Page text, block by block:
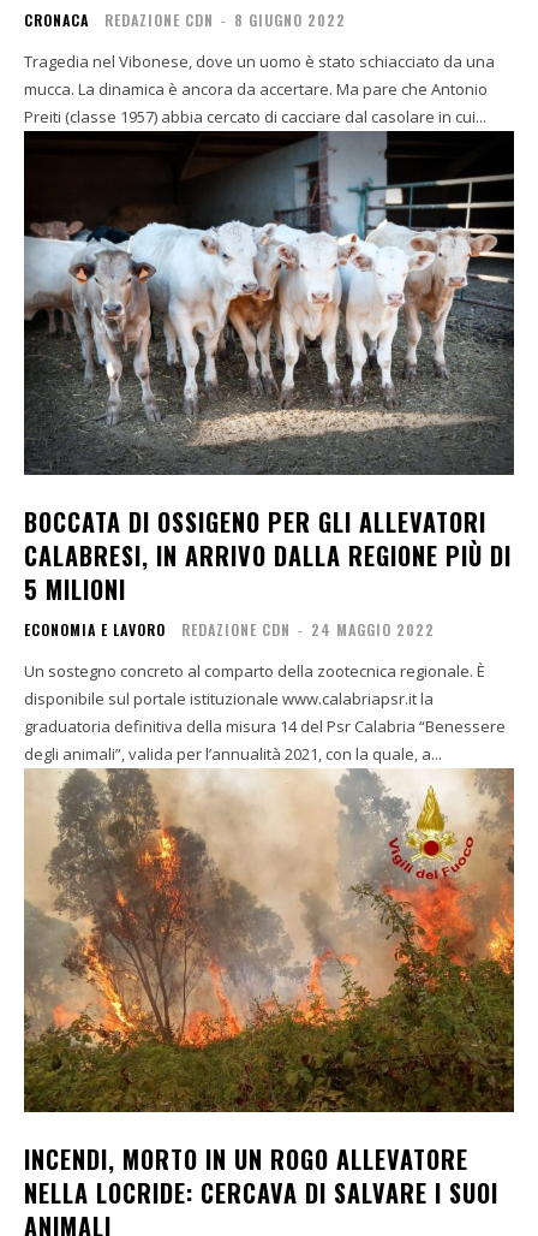
CRONACA REDAZIONE CDN - 8 GIUGNO 2022
Tragedia nel Vibonese, dove un uomo è stato schiacciato da una
mucca. La dinamica è ancora da accertare. Ma pare che Antonio
Preiti (classe 1957) abbia cercato di cacciare dal casolare in cui...
BOCCATA DI OSSIGENO PER GLI ALLEVATORI
CALABRESI, IN ARRIVO DALLA REGIONE PIÙ DI
5 MILIONI
ECONOMIA E LAVORO REDAZIONE CDN - 24 MAGGIO 2022
Un sostegno concreto al comparto della zootecnica regionale. È
disponibile sul portale istituzionale www.calabriapsr.it la
graduatoria definitiva della misura 14 del Psr Calabria “Benessere
degli animali”, valida per l’annualità 2021, con la quale, a...
INCENDI, MORTO IN UN ROGO ALLEVATORE
NELLA LOCRIDE: CERCAVA DI SALVARE I SUOI
ANIMALI